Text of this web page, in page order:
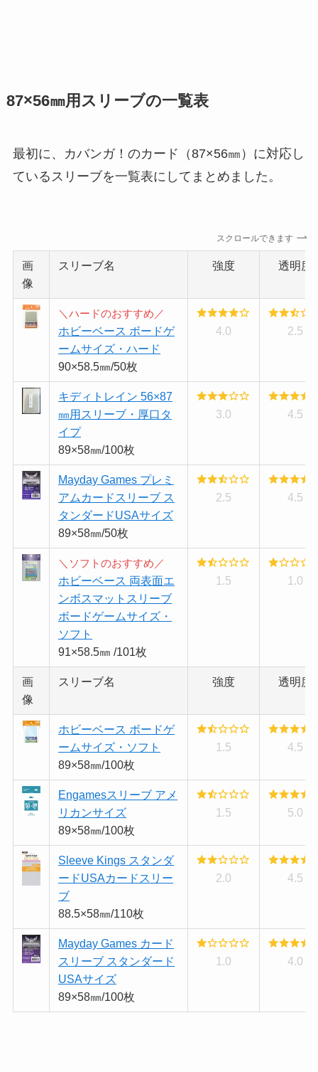
87×56㎜用スリーブの一覧表
最初に、カバンガ！のカード（87×56㎜）に対応し
ているスリーブを一覧表にしてまとめました。
スクロールできます
画
像
スリーブ名 強度 透明度
＼ハードのおすすめ／
ホビーベース ボードゲ
ームサイズ・ハード
90×58.5㎜/50枚
4.0 2.5
キディトレイン 56×87
㎜用スリーブ・厚口タ
イプ
89×58㎜/100枚
3.0 4.5
Mayday Games プレミ
アムカードスリーブ ス
タンダードUSAサイズ
89×58㎜/50枚
2.5 4.5
＼ソフトのおすすめ／
ホビーベース 両表面エ
ンボスマットスリーブ
ボードゲームサイズ・
ソフト
91×58.5㎜ /101枚
1.5 1.0
画
像
スリーブ名 強度 透明度
ホビーベース ボードゲ
ームサイズ・ソフト
89×58㎜/100枚
1.5 4.5
Engamesスリーブ アメ
リカンサイズ
89×58㎜/100枚
1.5 5.0
Sleeve Kings スタンダ
ードUSAカードスリー
ブ
88.5×58㎜/110枚
2.0 4.5
Mayday Games カード
スリーブ スタンダード
USAサイズ
89×58㎜/100枚
1.0 4.0